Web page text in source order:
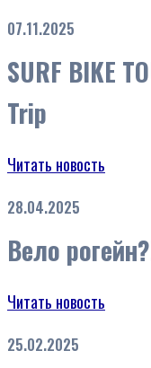
07.11.2025
SURF BIKE
Trip
Читать новость
28.04.2025
Вело
Читать новость
25.02.2025